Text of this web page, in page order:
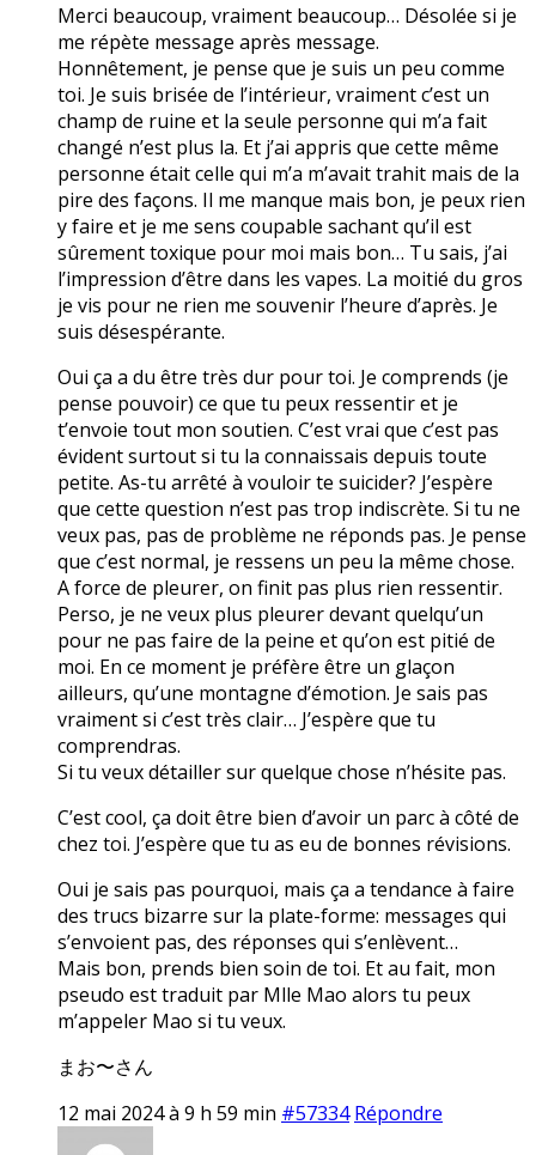
Merci beaucoup, vraiment beaucoup… Désolée si je
me répète message après message.
Honnêtement, je pense que je suis un peu comme
toi. Je suis brisée de l’intérieur, vraiment c’est un
champ de ruine et la seule personne qui m’a fait
changé n’est plus la. Et j’ai appris que cette même
personne était celle qui m’a m’avait trahit mais de la
pire des façons. Il me manque mais bon, je peux rien
y faire et je me sens coupable sachant qu’il est
sûrement toxique pour moi mais bon… Tu sais, j’ai
l’impression d’être dans les vapes. La moitié du gros
je vis pour ne rien me souvenir l’heure d’après. Je
suis désespérante.
Oui ça a du être très dur pour toi. Je comprends (je
pense pouvoir) ce que tu peux ressentir et je
t’envoie tout mon soutien. C’est vrai que c’est pas
évident surtout si tu la connaissais depuis toute
petite. As-tu arrêté à vouloir te suicider? J’espère
que cette question n’est pas trop indiscrète. Si tu ne
veux pas, pas de problème ne réponds pas. Je pense
que c’est normal, je ressens un peu la même chose.
A force de pleurer, on finit pas plus rien ressentir.
Perso, je ne veux plus pleurer devant quelqu’un
pour ne pas faire de la peine et qu’on est pitié de
moi. En ce moment je préfère être un glaçon
ailleurs, qu’une montagne d’émotion. Je sais pas
vraiment si c’est très clair… J’espère que tu
comprendras.
Si tu veux détailler sur quelque chose n’hésite pas.
C’est cool, ça doit être bien d’avoir un parc à côté de
chez toi. J’espère que tu as eu de bonnes révisions.
Oui je sais pas pourquoi, mais ça a tendance à faire
des trucs bizarre sur la plate-forme: messages qui
s’envoient pas, des réponses qui s’enlèvent…
Mais bon, prends bien soin de toi. Et au fait, mon
pseudo est traduit par Mlle Mao alors tu peux
m’appeler Mao si tu veux.
まお〜さん
12 mai 2024 à 9 h 59 min #57334 Répondre